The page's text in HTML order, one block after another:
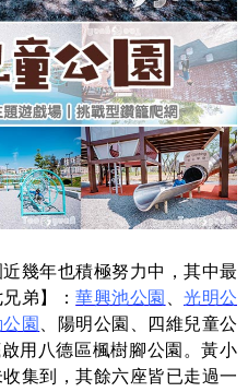
幾年也積極努力中，其中最
弟】：華興池公園 、光明公
園
、陽明公園、四維兒童公
用八德區楓樹腳公園。黃小
集到，其餘六座皆已走過一